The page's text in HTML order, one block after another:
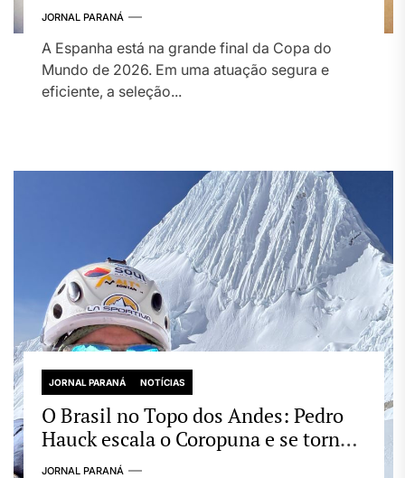
2026
JORNAL PARANÁ
A Espanha está na grande final da Copa do
Mundo de 2026. Em uma atuação segura e
eficiente, a seleção...
JORNAL PARANÁ NOTÍCIAS
O Brasil no Topo dos Andes: Pedro
Hauck escala o Coropuna e se torna o
2º maior conquistador de
JORNAL PARANÁ